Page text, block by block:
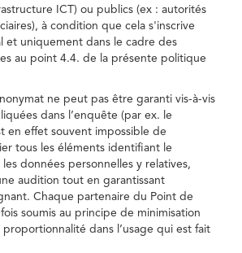
ICT) ou publics (ex : autorités
à condition que cela s'inscrive
et uniquement dans le cadre des
au point 4.4. de la présente politique
ne peut pas être garanti vis-à-vis
dans l’enquête (par ex. le
en effet souvent impossible de
tous les éléments identifiant le
données personnelles y relatives,
audition tout en garantissant
Chaque partenaire du Point de
soumis au principe de minimisation
dans l’usage qui est fait